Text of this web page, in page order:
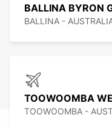
BALLINA BYRON
BALLINA -
TOOWOOMBA
TOOWOOMBA -